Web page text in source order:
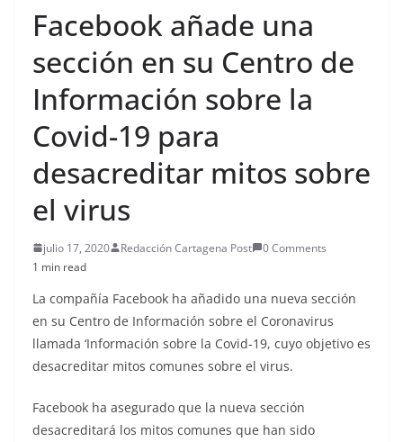
Facebook añade una
sección en su Centro de
Información sobre la
Covid-19 para
desacreditar mitos sobre
el virus
julio 17, 2020 Redacción Cartagena Post
0 Comments
1 min read
La compañía Facebook ha añadido una nueva sección
en su Centro de Información sobre el Coronavirus
llamada ‘Información sobre la Covid-19, cuyo objetivo es
desacreditar mitos comunes sobre el virus.
Facebook ha asegurado que la nueva sección
desacreditará los mitos comunes que han sido